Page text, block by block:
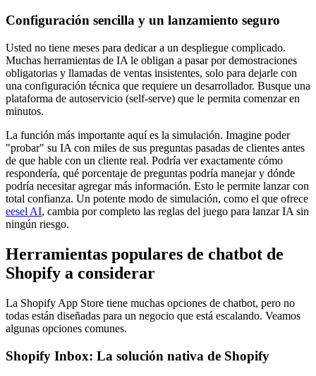
Configuración sencilla y un lanzamiento seguro
Usted no tiene meses para dedicar a un despliegue complicado.
Muchas herramientas de IA le obligan a pasar por demostraciones
obligatorias y llamadas de ventas insistentes, solo para dejarle con
una configuración técnica que requiere un desarrollador. Busque una
plataforma de autoservicio (self-serve) que le permita comenzar en
minutos.
La función más importante aquí es la simulación. Imagine poder
"probar" su IA con miles de sus preguntas pasadas de clientes antes
de que hable con un cliente real. Podría ver exactamente cómo
respondería, qué porcentaje de preguntas podría manejar y dónde
podría necesitar agregar más información. Esto le permite lanzar con
total confianza. Un potente modo de simulación, como el que ofrece
eesel AI, cambia por completo las reglas del juego para lanzar IA sin
ningún riesgo.
Herramientas populares de chatbot de
Shopify a considerar
La Shopify App Store tiene muchas opciones de chatbot, pero no
todas están diseñadas para un negocio que está escalando. Veamos
algunas opciones comunes.
Shopify Inbox: La solución nativa de Shopify